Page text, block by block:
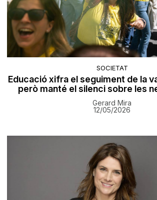
SOCIETAT
Educació xifra el seguiment de la
però manté el silenci sobre les
Gerard Mira
12/05/2026